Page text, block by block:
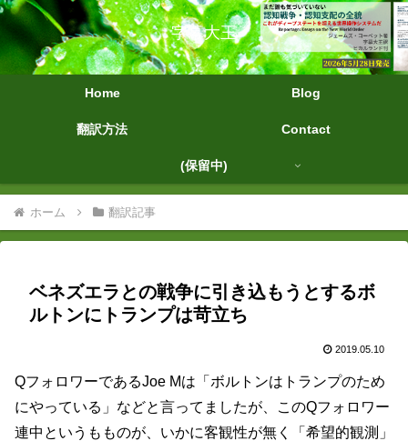
字幕大王
Home Blog
翻訳方法 Contact
(保留中)
ホーム 翻訳記事
ベネズエラとの戦争に引き込もうとするボ
ルトンにトランプは苛立ち
2019.05.10
QフォロワーであるJoe Mは「ボルトンはトランプのため
にやっている」などと言ってましたが、このQフォロワー
連中というもものが、いかに客観性が無く「希望的観測」